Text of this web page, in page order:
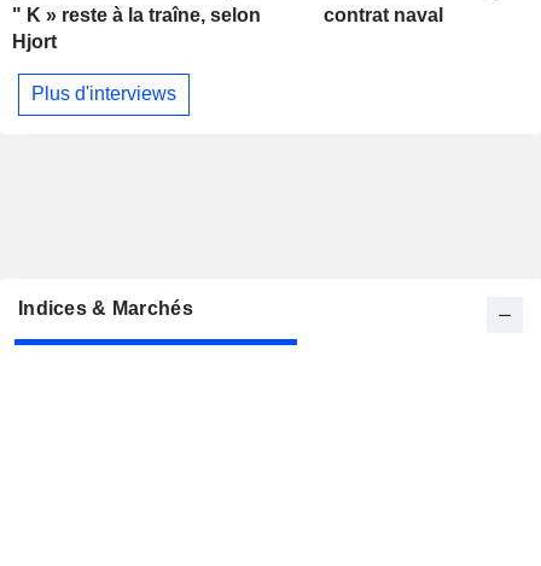
" K » reste à la traîne, selon
Hjort
contrat naval
Plus d'interviews
Indices & Marchés